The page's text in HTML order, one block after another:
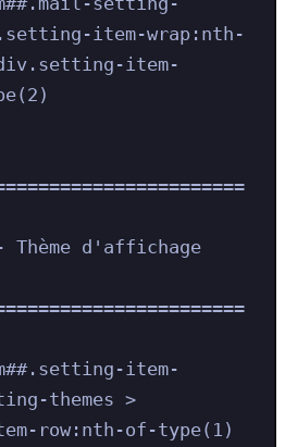
item-wrap:nth-
item-
Thème d'affichage
item-
themes >
row:nth-of-type(1)